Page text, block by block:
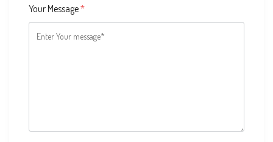
Your Message*